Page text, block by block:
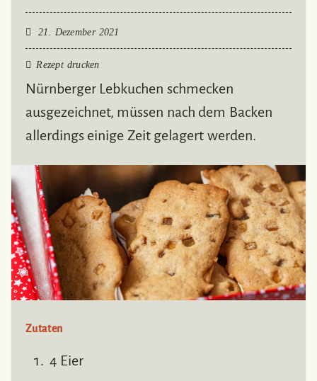
21. Dezember 2021
Rezept drucken
Nürnberger Lebkuchen schmecken
ausgezeichnet, müssen nach dem Backen
allerdings einige Zeit gelagert werden.
Zutaten
4 Eier